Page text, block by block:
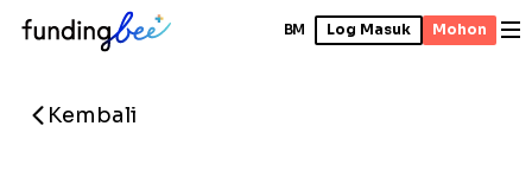
BM Log Masuk Mohon
Kembali